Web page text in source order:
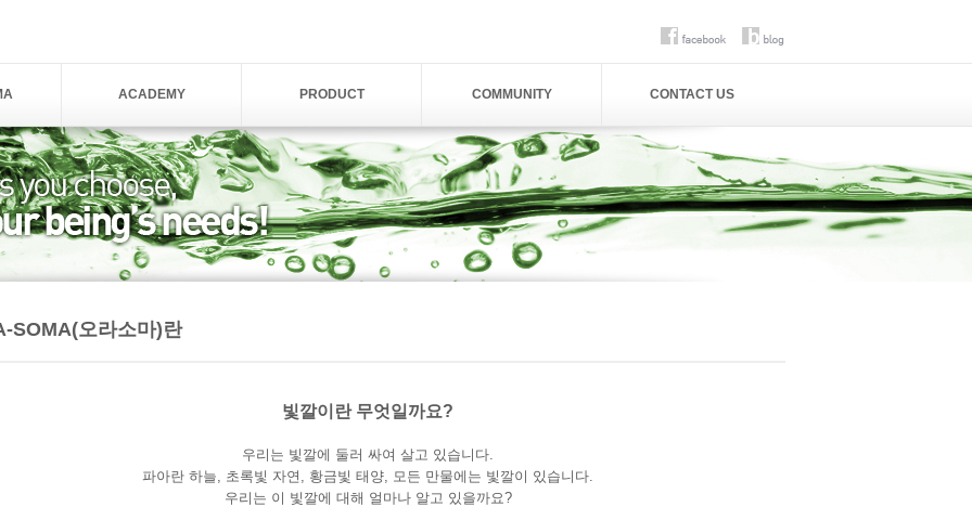
ACADEMY PRODUCT COMMUNITY CONTACT US
SOMA(오라소마)란
빛깔이란 무엇일까요?
우리는 빛깔에 둘러 싸여 살고 있습니다.
파아란 하늘, 초록빛 자연, 황금빛 태양, 모든 만물에는 빛깔이 있습니다.
우리는 이 빛깔에 대해 얼마나 알고 있을까요?